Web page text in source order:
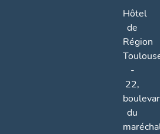
Hôtel
de
Région
-
22,
du